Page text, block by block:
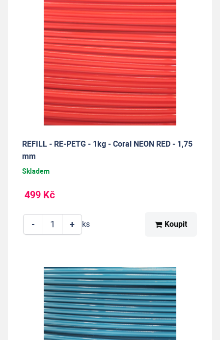
REFILL - RE-PETG - 1kg - Coral NEON RED - 1,75
mm
Skladem
499 Kč
+
- ks Koupit